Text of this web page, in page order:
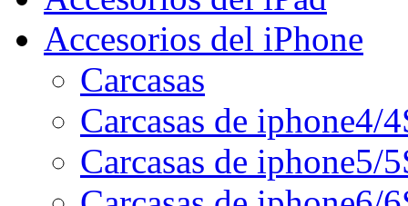
Accesorios del iPhone
Carcasas
Carcasas de iphone4/
Carcasas de iphone5/